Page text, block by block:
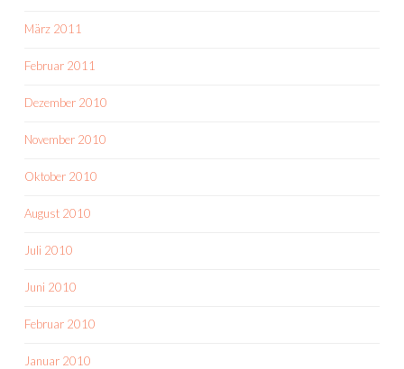
März 2011
Februar 2011
Dezember 2010
November 2010
Oktober 2010
August 2010
Juli 2010
Juni 2010
Februar 2010
Januar 2010